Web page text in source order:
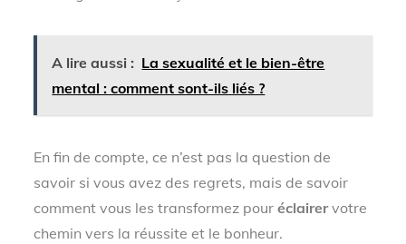
A lire aussi : La sexualité et le bien-être
mental : comment sont-ils liés ?
En fin de compte, ce n’est pas la question de
savoir si vous avez des regrets, mais de savoir
comment vous les transformez pouréclairervotre
chemin vers la réussite et le bonheur.